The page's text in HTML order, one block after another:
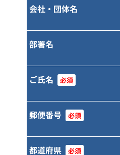
会社・団体名
部署名
ご氏名 必須
郵便番号 必須
都道府県 必須